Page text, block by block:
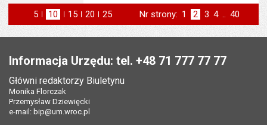
5 elementów na stronie
10 elementów
na stronie
15 elementów
na stronie
20 elementów
na stronie
25 elementów
na stronie
Nr strony: Strona
1 Strona
2 Strona
3 Strona
4 .. Strona
40
Informacja Urzędu: tel. +48 71 777 77 77
Główni redaktorzy Biuletynu
Monika Florczak
Przemysław Dziewięcki
e-mail: bip@um.wroc.pl